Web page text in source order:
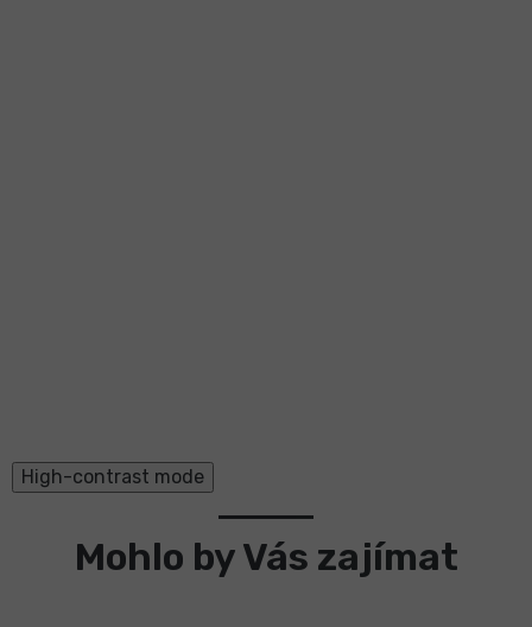
High-contrast mode
Mohlo by Vás zajímat